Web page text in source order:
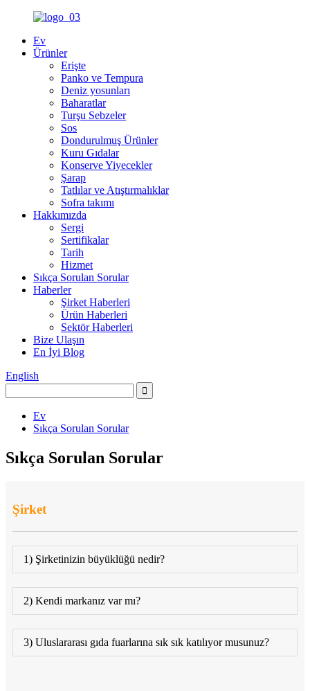
Ev
Ürünler
Erişte
Panko ve Tempura
Deniz yosunları
Baharatlar
Turşu Sebzeler
Sos
Dondurulmuş Ürünler
Kuru Gıdalar
Konserve Yiyecekler
Şarap
Tatlılar ve Atıştırmalıklar
Sofra takımı
Hakkımızda
Sergi
Sertifikalar
Tarih
Hizmet
Sıkça Sorulan Sorular
Haberler
Şirket Haberleri
Ürün Haberleri
Sektör Haberleri
Bize Ulaşın
En İyi Blog
English
Ev
Sıkça Sorulan Sorular
Sıkça Sorulan Sorular
Şirket
1) Şirketinizin büyüklüğü nedir?
2) Kendi markanız var mı?
3) Uluslararası gıda fuarlarına sık sık katılıyor musunuz?